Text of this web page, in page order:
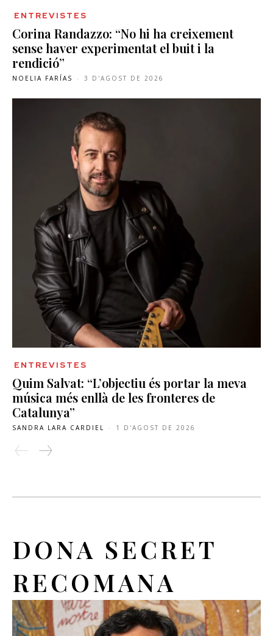
ENTREVISTES
Corina Randazzo: “No hi ha creixement
sense haver experimentat el buit i la
rendició”
NOELIA FARÍAS - 3 D'AGOST DE 2026
ENTREVISTES
Quim Salvat: “L’objectiu és portar la meva
música més enllà de les fronteres de
Catalunya”
SANDRA LARA CARDIEL - 1 D'AGOST DE 2026
DONA SECRET
RECOMANA